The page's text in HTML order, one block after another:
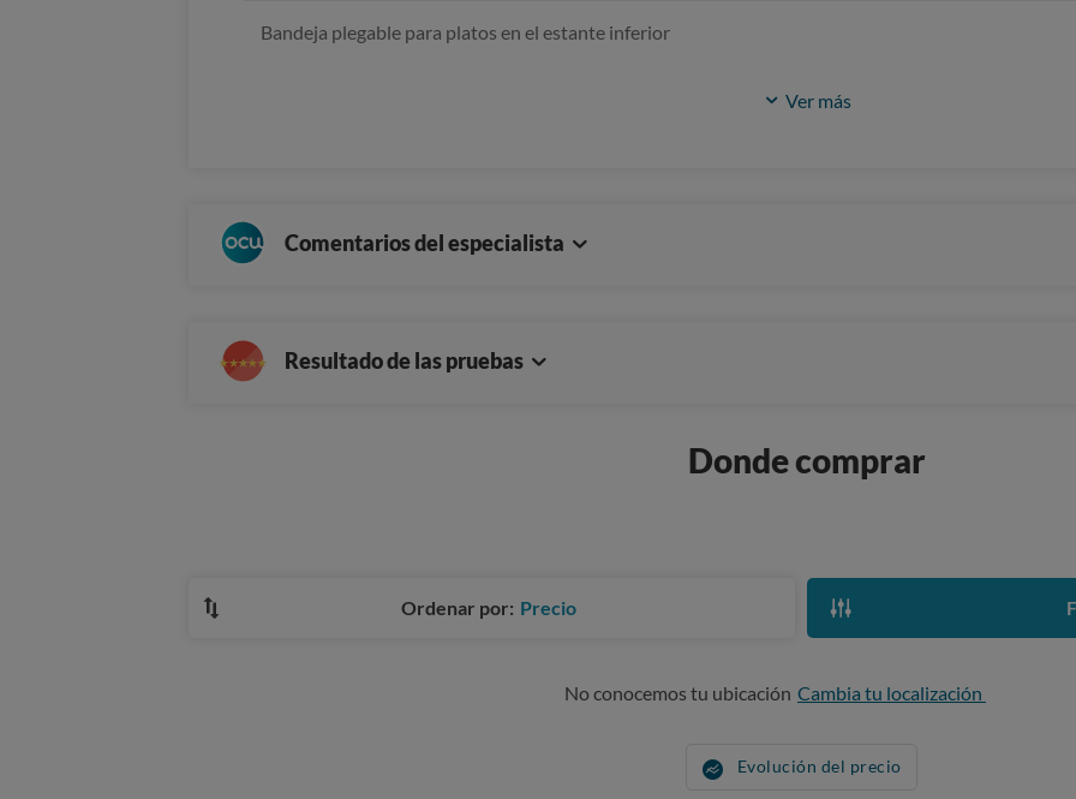
Bandeja plegable para platos en el estante inferior
Ver más
Comentarios del especialista
Resultado de las pruebas
Donde comprar
Ordenar por: Precio
No conocemos tu ubicación Cambia tu localización
Evolución del precio